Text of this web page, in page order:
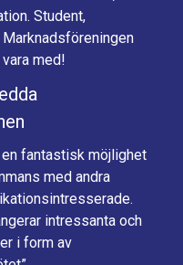
Student,
med!
fantastisk möjlighet
med andra
intressanta och
i form av